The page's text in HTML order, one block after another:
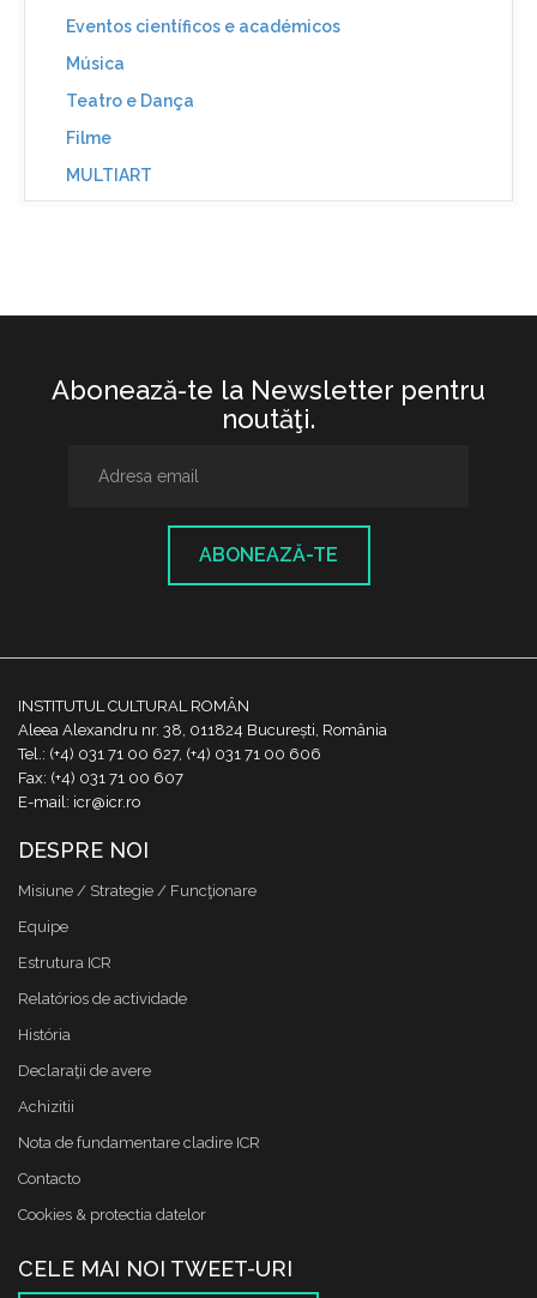
Eventos científicos e académicos
Música
Teatro e Dança
Filme
MULTIART
Abonează-te la Newsletter pentru
noutăţi.
ABONEAZĂ-TE
INSTITUTUL CULTURAL ROMÂN
Aleea Alexandru nr. 38, 011824 București, România
Tel.: (+4) 031 71 00 627, (+4) 031 71 00 606
Fax: (+4) 031 71 00 607
E-mail: icr@icr.ro
DESPRE NOI
Misiune / Strategie / Funcţionare
Equipe
Estrutura ICR
Relatórios de actividade
História
Declaraţii de avere
Achizitii
Nota de fundamentare cladire ICR
Contacto
Cookies & protectia datelor
CELE MAI NOI TWEET-URI